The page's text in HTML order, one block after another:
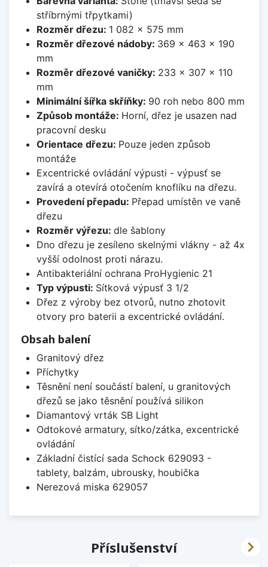
stříbrnými třpytkami)
Rozměr dřezu: 1 082 x 575 mm
Rozměr dřezové nádoby: 369 x 463 x 190
mm
Rozměr dřezové vaničky: 233 x 307 x 110
mm
Minimální šířka skříňky: 90 roh nebo 800 mm
Způsob montáže: Horní, dřez je usazen nad
pracovní desku
Orientace dřezu: Pouze jeden způsob
montáže
Excentrické ovládání výpusti - výpusť se
zavírá a otevírá otočením knoflíku na dřezu.
Provedení přepadu: Přepad umístěn ve vaně
dřezu
Rozměr výřezu: dle šablony
Dno dřezu je zesíleno skelnými vlákny - až 4x
vyšší odolnost proti nárazu.
Antibakteriální ochrana ProHygienic 21
Typ výpusti: Sítková výpusť 3 1/2
Dřez z výroby bez otvorů, nutno zhotovit
otvory pro baterii a excentrické ovládání.
Obsah balení
Granitový dřez
Příchytky
Těsnění není součástí balení, u granitových
dřezů se jako těsnění používá silikon
Diamantový vrták SB Light
Odtokové armatury, sítko/zátka, excentrické
ovládání
Základní čistící sada Schock 629093 -
tablety, balzám, ubrousky, houbička
Nerezová miska 629057
Příslušenství 